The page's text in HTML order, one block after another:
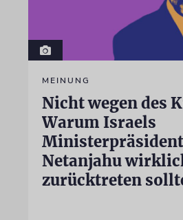
MEINUNG
Nicht wegen des
Warum Israels
Netanjahu
zurücktreten